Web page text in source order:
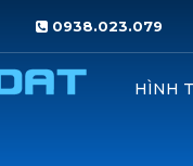
NHANH 2
0938.023.079
HÌNH